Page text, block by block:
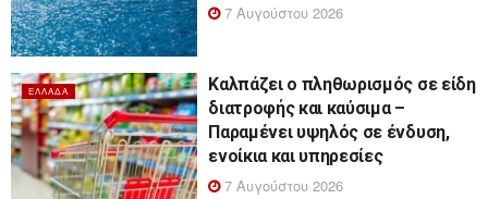
7 Αυγούστου 2026
ΕΛΛΆΔΑ
Καλπάζει ο πληθωρισμός σε είδη
διατροφής και καύσιμα –
Παραμένει υψηλός σε ένδυση,
ενοίκια και υπηρεσίες
7 Αυγούστου 2026